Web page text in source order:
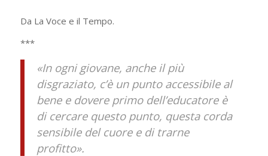
Da La Voce e il Tempo.
***
«In ogni giovane, anche il più
disgraziato, c’è un punto accessibile al
bene e dovere primo dell’educatore è
di cercare questo punto, questa corda
sensibile del cuore e di trarne
profitto».